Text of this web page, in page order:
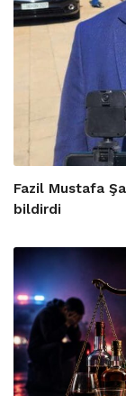
Fazil Mustafa
bildirdi